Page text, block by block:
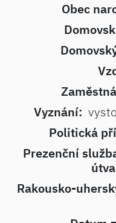
Obec
Vyznání:
Politická
Prezenční
Rakousko-